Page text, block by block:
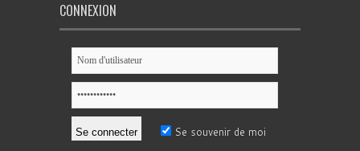
CONNEXION
Se souvenir de moi